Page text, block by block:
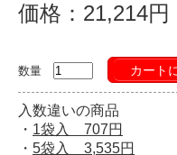
価格：21,214円
数量 カート
入数違いの商品
・ 1袋入 707円
・ 5袋入 3,535円